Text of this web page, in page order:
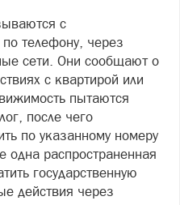
с
телефону, через
сети. Они сообщают о
с квартирой или
пытаются
после чего
по указанному номеру
одна распространенная
государственную
действия через